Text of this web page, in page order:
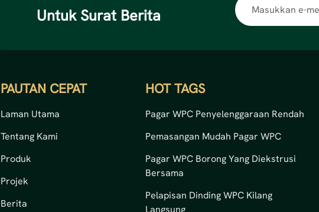
Untuk Surat Berita
PAUTAN CEPAT
Laman Utama
Tentang Kami
Produk
Projek
Berita
HOT TAGS
Pagar WPC Penyelenggaraan Rendah
Pemasangan Mudah Pagar WPC
Pagar WPC Borong Yang Diekstrusi
Bersama
Pelapisan Dinding WPC Kilang
Langsung